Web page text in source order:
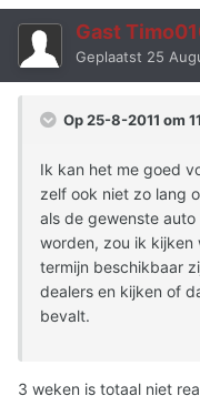
Gast
Geplaatst 25
Op 25-8-2011 om
Ik kan het me goed
zelf ook niet zo lang
als de gewenste
worden, zou ik kijken
termijn beschikbaar
dealers en kijken of
bevalt.
3 weken is totaal niet